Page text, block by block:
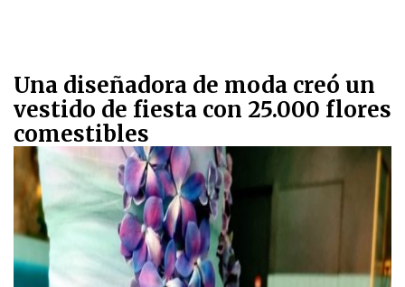
Una diseñadora de moda creó un
vestido de fiesta con 25.000 flores
comestibles